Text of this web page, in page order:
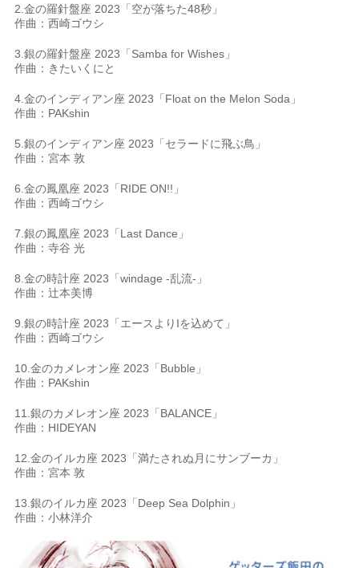
2.金の羅針盤座 2023「空が落ちた48秒」
作曲：西崎ゴウシ
3.銀の羅針盤座 2023「Samba for Wishes」
作曲：きたいくにと
4.金のインディアン座 2023「Float on the Melon Soda」
作曲：PAKshin
5.銀のインディアン座 2023「セラードに飛ぶ鳥」
作曲：宮本 敦
6.金の鳳凰座 2023「RIDE ON!!」
作曲：西崎ゴウシ
7.銀の鳳凰座 2023「Last Dance」
作曲：寺谷 光
8.金の時計座 2023「windage -乱流-」
作曲：辻本美博
9.銀の時計座 2023「エースよりIを込めて」
作曲：西崎ゴウシ
10.金のカメレオン座 2023「Bubble」
作曲：PAKshin
11.銀のカメレオン座 2023「BALANCE」
作曲：HIDEYAN
12.金のイルカ座 2023「満たされぬ月にサンブーカ」
作曲：宮本 敦
13.銀のイルカ座 2023「Deep Sea Dolphin」
作曲：小林洋介